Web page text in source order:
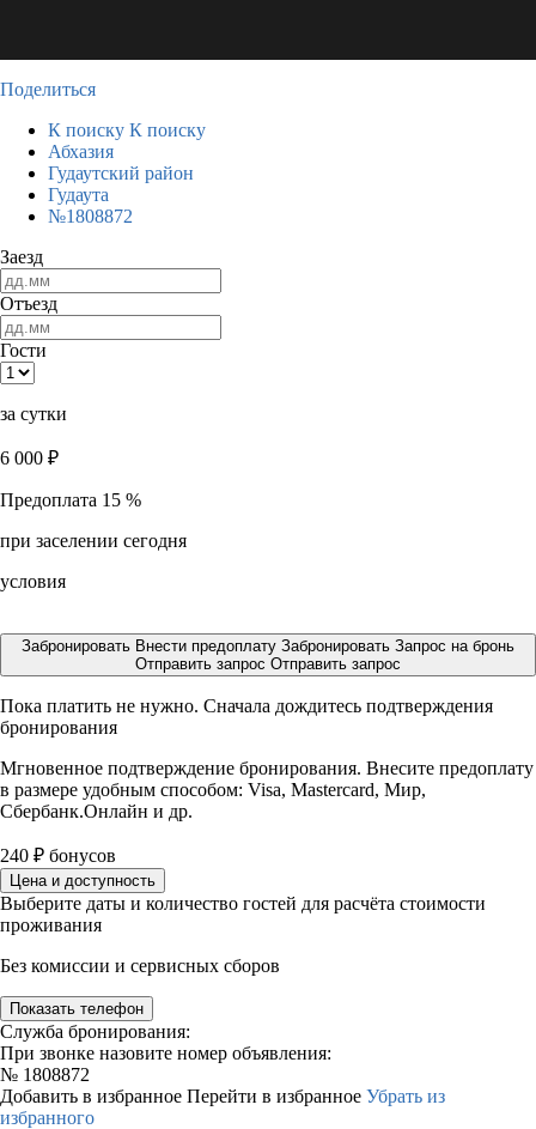
Поделиться
К поиску К поиску
Абхазия
Гудаутский район
Гудаута
№1808872
Заезд
Отъезд
Гости
за сутки
6 000 ₽
Предоплата 15 %
при заселении сегодня
условия
Забронировать Внести предоплату Забронировать Запрос на бронь
Отправить запрос Отправить запрос
Пока платить не нужно. Сначала дождитесь подтверждения
бронирования
Мгновенное подтверждение бронирования. Внесите предоплату
в размере удобным способом: Visa, Mastercard, Мир,
Сбербанк.Онлайн и др.
240 ₽ бонусов
Цена и доступность
Выберите даты и количество гостей для расчёта стоимости
проживания
Без комиссии и сервисных сборов
Показать телефон
Служба бронирования:
При звонке назовите номер объявления:
№ 1808872
Добавить в избранное Перейти в избранное Убрать из
избранного